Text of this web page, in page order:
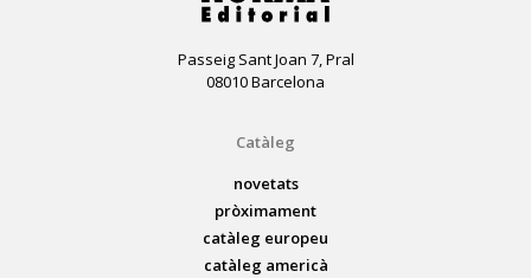
Passeig Sant Joan 7, Pral
08010 Barcelona
Catàleg
novetats
pròximament
catàleg europeu
catàleg americà